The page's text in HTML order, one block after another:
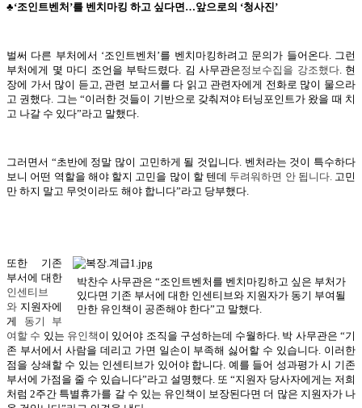
♣‘조인트벤처’를 벤치마킹 하고 싶다면…앞으로의 ‘청사진’
벌써 다른 부처에서 ‘조인트벤처’를 벤치마킹하려고 문의가 들어온다. 그런
부처에게 몇 마디 조언을 부탁드렸다. 김 사무관은정보수집 을 강조했다. 현
장에 가서 많이 듣고, 관련 보고서를 다 읽고 관련자에게 전화로 많이 물으라
고 권했다. 그는 “이러한 것들이 기반으로 갖춰져야 터닝포인트가 왔을 때 치
고 나갈 수 있다”라고 말했다.
그러면서 “초반에 정말 많이 고민하게 될 것입니다. 벤처라는 것이 특수하다
보니 어떤 역할을 해야 할지 고민을 많이 할 텐데 두려워하면 안 됩니다.고민
만 하지 말고 무엇이라도 해야 합니다”라고 당부했다.
박찬수 사무관은 “조인트벤처를 벤치마킹하고 싶은 부처가
있다면 기존 부서에 대한 인센티브와 지원자가 동기 부여될
만한 유인책이 공존해야 한다”고 말했다.
또한 기존
부서에 대한
인센티브
와 지원자에
게 동기 부
여할 수 있는 유인책 이 있어야 조직을 구성하는데 수월하다. 박 사무관은 “기
존 부서에서 사람을 데리고 가면 일손이 부족해 싫어할 수 있습니다. 이러한
점을 상쇄할 수 있는 인센티브가 있어야 합니다. 예를 들어 성과평가 시 기존
부서에 가점을 줄 수 있습니다”라고 설명했다. 또 “지원자 당사자에게는 저희
처럼 2주간 특별휴가를 갈 수 있는 유인책이 보장된다면 더 많은 지원자가 나